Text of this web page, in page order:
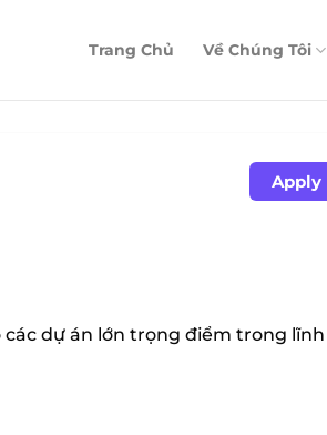
Trang Chủ Về Chúng Tôi
Apply
các dự án lớn trọng điểm trong